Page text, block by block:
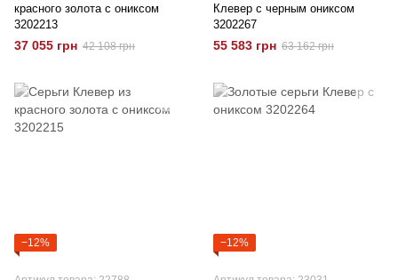
красного золота с ониксом
3202213
37 055 грн 42 108 грн
Клевер с черным ониксом
3202267
55 583 грн 63 162 грн
−12% −12%